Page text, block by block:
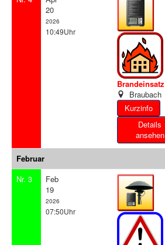
20
2026
10:49Uhr
Brandeinsatz
Braubach
Details
ansehen
Februar
Nr. 3
Feb
19
2026
07:50Uhr